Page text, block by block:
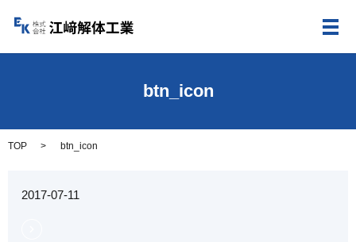
メ
btn_icon
TOP btn_icon
2017-07-11